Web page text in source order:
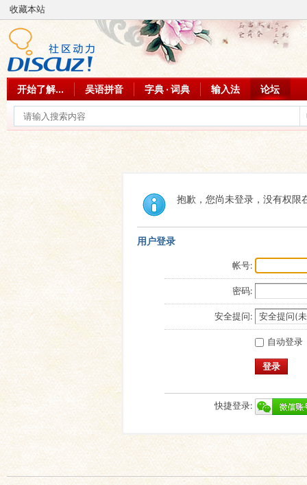
收藏本站
开始了解... 吴语拼音 字典 · 词典 输入法 论坛
抱歉，您尚未登录，没有权限
用户登录
帐号:
密码:
安全提问:
自动登录
登录
快捷登录: